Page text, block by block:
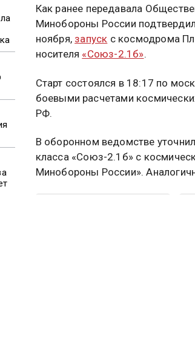
Как ранее передавала
Минобороны России
ноября, запуск с космодрома
носителя «Союз-2.1б».
Старт состоялся в 18:17 по
боевыми расчетами
РФ.
В оборонном ведомстве
класса «Союз-2.1б» с
Минобороны России».